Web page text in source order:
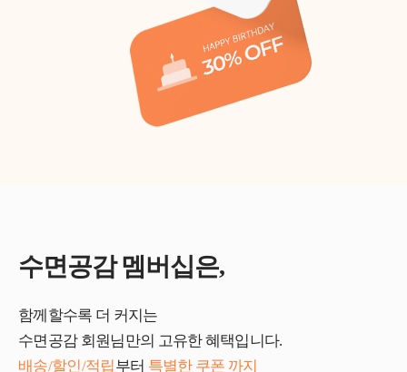
수면공감 멤버십은,
함께할수록 더 커지는
수면공감 회원님만의 고유한 혜택입니다.
배송/할인/적립부터 특별한 쿠폰 까지